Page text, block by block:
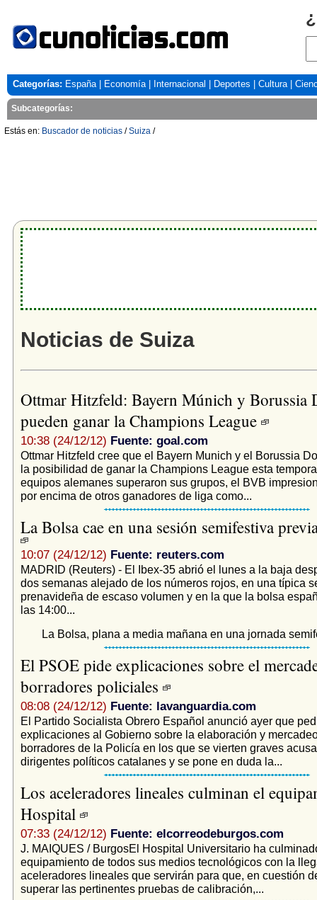
Categorías: España| Economía| Internacional Deportes Cultura|
Subcategorías:
Estás en: Buscador de noticias /Suiza /
Noticias de Suiza
Ottmar Hitzfeld: Bayern Múnich y Borussia
pueden ganar la Champions League
10:38 (24/12/12) Fuente: goal.com
Ottmar Hitzfeld cree que el Bayern Munich y el Borussia
la posibilidad de ganar la Champions League esta
equipos alemanes superaron sus grupos, el BVB
por encima de otros ganadores de liga como...
La Bolsa cae en una sesión semifestiva
10:07 (24/12/12) Fuente: reuters.com
MADRID (Reuters) - El Ibex-35 abrió el lunes a la baja
dos semanas alejado de los números rojos, en una típica
prenavideña de escaso volumen y en la que la bolsa
las 14:00...
La Bolsa, plana a media mañana en una jornada
El PSOE pide explicaciones sobre el
borradores policiales
08:08 (24/12/12) Fuente: lavanguardia.com
El Partido Socialista Obrero Español anunció ayer que
explicaciones al Gobierno sobre la elaboración y
borradores de la Policía en los que se vierten graves
dirigentes políticos catalanes y se pone en duda la...
Los aceleradores lineales culminan el
Hospital
07:33 (24/12/12) Fuente: elcorreodeburgos.com
J. MAIQUES / BurgosEl Hospital Universitario ha
equipamiento de todos sus medios tecnológicos con la
aceleradores lineales que servirán para que, en cuestión
superar las pertinentes pruebas de calibración,...